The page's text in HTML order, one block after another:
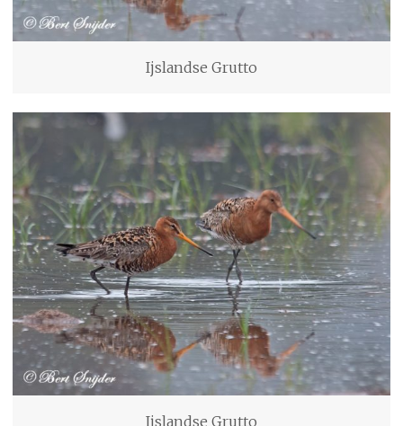
Ijslandse Grutto
Ijslandse Grutto